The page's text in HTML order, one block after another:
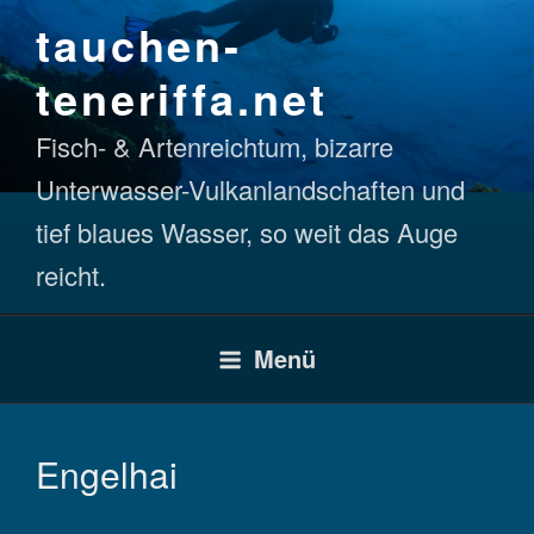
Zum
Inhalt
springentauchen-
teneriffa.net
Fisch- & Artenreichtum, bizarre
Unterwasser-Vulkanlandschaften und
tief blaues Wasser, so weit das Auge
reicht.
Menü
Engelhai